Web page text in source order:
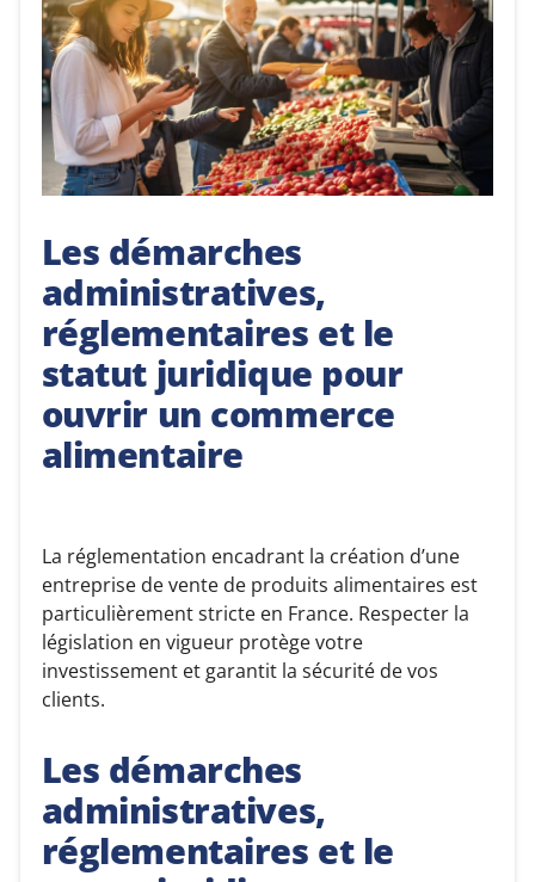
Les démarches
administratives,
réglementaires et le
statut juridique pour
ouvrir un commerce
alimentaire
La réglementation encadrant la création d’une
entreprise de vente de produits alimentaires est
particulièrement stricte en France. Respecter la
législation en vigueur protège votre
investissement et garantit la sécurité de vos
clients.
Les démarches
administratives,
réglementaires et le